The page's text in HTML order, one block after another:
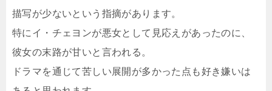
描写が少ないという指摘があります。
特にイ・チェヨンが悪女として見応えがあったのに、
彼女の末路が甘いと言われる。
ドラマを通じて苦しい展開が多かった点も好き嫌いは